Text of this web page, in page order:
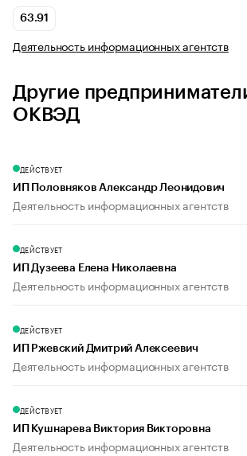
63.91
Деятельность информационных агентств
Другие
ОКВЭД
ДЕЙСТВУЕТ
ИП Половняков Александр Леонидович
Деятельность информационных агентств
ДЕЙСТВУЕТ
ИП Дузеева Елена Николаевна
Деятельность информационных агентств
ДЕЙСТВУЕТ
ИП Ржевский Дмитрий Алексеевич
Деятельность информационных агентств
ДЕЙСТВУЕТ
ИП Кушнарева Виктория Викторовна
Деятельность информационных агентств